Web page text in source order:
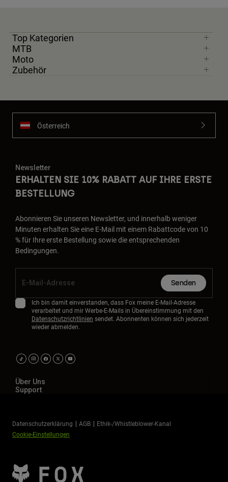
Top Kategorien
MTB
Moto
Zubehör
Österreich
Newsletter
ERHALTEN SIE 10% RABATT AUF IHRE ERSTE
BESTELLUNG
Abonnieren Sie unseren Newsletter, und innerhalb weniger
Minuten erhalten Sie eine E-Mail mit einem Rabattcode von 10
% für Ihre erste Bestellung sowie die entsprechenden
Bedingungen.
Senden
Ich bin damit einverstanden, dass Fox meine E-Mail-Adresse
verarbeitet und mir Werbe-E-Mails in Übereinstimmung mit den
Datenschutzrichtlinien sendet. Abonnenten können sich jederzeit
wieder abmelden.
Über Uns
Support
Datenschutzerklärung AGB
Ethik-/Whistleblower-Kanal
Cookie-Einstellungen